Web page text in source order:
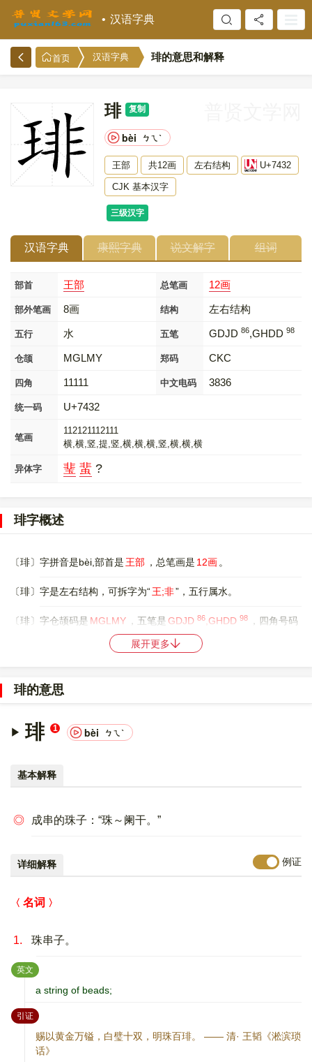
汉语字典
首页 汉语字典 琲的意思和解释
琲 复制
bèi ㄅㄟˋ
王部 共12画 左右结构 U+7432
CJK 基本汉字
三级汉字
汉语字典 康熙字典 说文解字 组词
部首 王部 总笔画 12画
部外笔画 8画 结构 左右结构
五行 水 五笔 GDJD 86,GHDD 98
仓颉 MGLMY 郑码 CKC
四角 11111 中文电码 3836
统一码 U+7432
笔画
112121112111
横,横,竖,提,竖,横,横,横,竖,横,横,横
异体字 㻗 蜚 ?
琲字概述
〔琲〕字拼音是bèi,部首是 王部 ，总笔画是 12画 。
〔琲〕字是左右结构，可拆字为“王;非”，五行属水。
〔琲〕字仓颉码是 MGLMY ，五笔是 GDJD 86 ,GHDD 98
，四角号码
，郑码是CKC，中文电码是
00007432，UTF-8：E7 90 B2。
〔琲〕字在 《通用规范汉字表》
展开更多
琲的意思
琲 1 bèi ㄅㄟˋ
基本解释
◎ 成串的珠子：“珠～阑干。”
详细解释 例证
名词
1. 珠串子。
英文 ：
a string of beads;
引证：
赐以黄金万镒，白璧十双，明珠百琲。 —— 清· 王韬《淞滨琐
话》